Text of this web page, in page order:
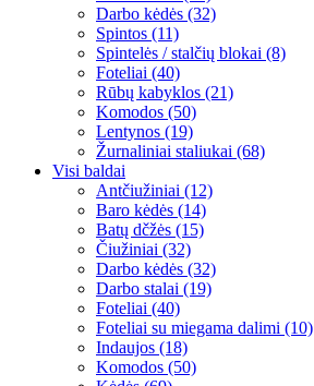
Darbo kėdės (32)
Spintos (11)
Spintelės / stalčių blokai (8)
Foteliai (40)
Rūbų kabyklos (21)
Komodos (50)
Lentynos (19)
Žurnaliniai staliukai (68)
Visi baldai
Antčiužiniai (12)
Baro kėdės (14)
Batų dčžės (15)
Čiužiniai (32)
Darbo kėdės (32)
Darbo stalai (19)
Foteliai (40)
Foteliai su miegama dalimi (10)
Indaujos (18)
Komodos (50)